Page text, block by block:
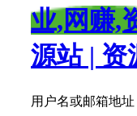
业,网赚,
源站 | 资
用户名或邮箱地址